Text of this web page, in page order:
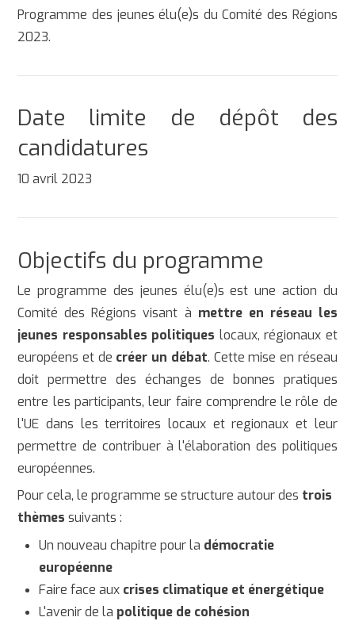
Programme des jeunes élu(e)s du Comité des Régions
2023.
Date limite de dépôt des
candidatures
10 avril 2023
Objectifs du programme
Le programme des jeunes élu(e)s est une action du
Comité des Régions visant à mettre en réseau les
jeunes responsables politiques locaux, régionaux et
européens et de créer un débat. Cette mise en réseau
doit permettre des échanges de bonnes pratiques
entre les participants, leur faire comprendre le rôle de
l'UE dans les territoires locaux et regionaux et leur
permettre de contribuer à l'élaboration des politiques
européennes.
Pour cela, le programme se structure autour des trois
thèmes suivants :
Un nouveau chapitre pour la démocratie
européenne
Faire face auxcrises climatique et énergétique
L'avenir de la politique de cohésion